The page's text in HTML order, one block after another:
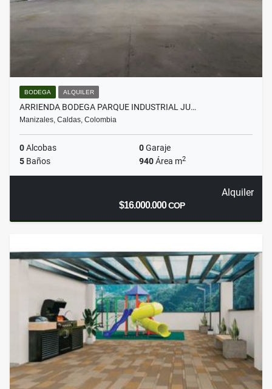
BODEGA ALQUILER
ARRIENDA BODEGA PARQUE INDUSTRIAL JU…
Manizales, Caldas, Colombia
0Alcobas 0Garaje
5 Baños 940Área m2
Alquiler
$16.000.000COP